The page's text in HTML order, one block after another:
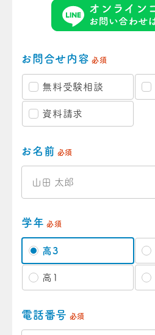
お問合せ内容 必須
無料受験相談
資料請求
お名前 必須
学年 必須
高3
高1
電話番号 必須